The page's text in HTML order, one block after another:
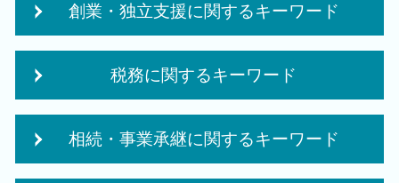
創業・独立支援に関するキーワード
株式会社 設立 条件
創業支援 資金
個人事業主 法人化
税務に関するキーワード
相続時精算課税制度 メリット
相続・事業承継に関するキーワード